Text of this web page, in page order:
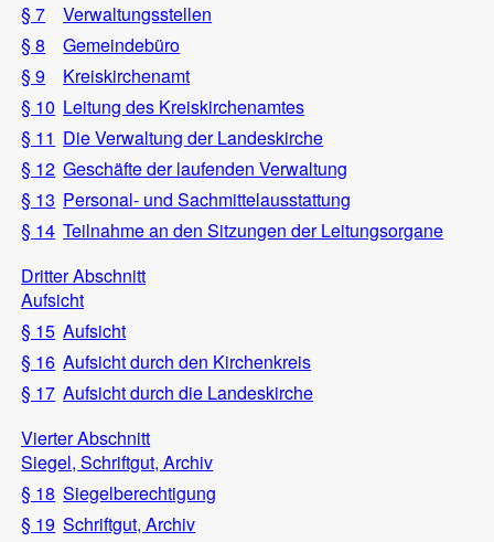
§ 7
Verwaltungsstellen
§ 8
Gemeindebüro
§ 9
Kreiskirchenamt
§ 10 Leitung des Kreiskirchenamtes
§ 11 Die Verwaltung der Landeskirche
§ 12 Geschäfte der laufenden Verwaltung
§ 13 Personal- und Sachmittelausstattung
§ 14 Teilnahme an den Sitzungen der Leitungsorgane
Dritter Abschnitt
Aufsicht
§ 15 Aufsicht
§ 16 Aufsicht durch den Kirchenkreis
§ 17 Aufsicht durch die Landeskirche
Vierter Abschnitt
Siegel, Schriftgut, Archiv
§ 18 Siegelberechtigung
§ 19 Schriftgut, Archiv